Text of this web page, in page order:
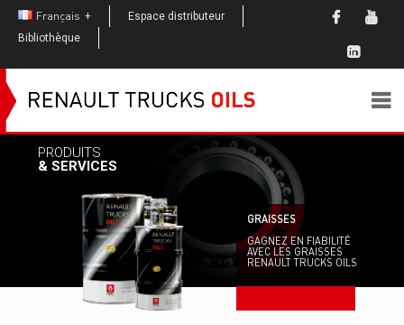
Français
Espace distributeur
Bibliothèque
PRODUITS
& SERVICES
GRAISSES
GAGNEZ EN FIABILITÉ
AVEC LES GRAISSES
RENAULT TRUCKS OILS